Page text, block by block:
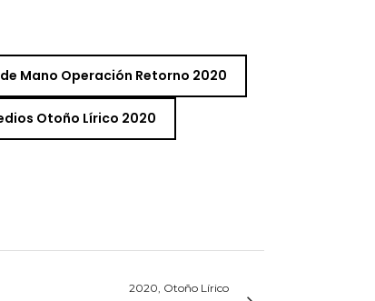
Mano Operación Retorno 2020
Otoño Lírico 2020
2020, Otoño Lírico